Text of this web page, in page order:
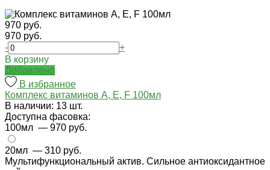
970 руб.
970 руб.
-
+
В корзину
Добавлено
В избранное
Комплекс витаминов А, Е, F 100мл
В наличии: 13 шт.
Доступна фасовка:
100мл — 970 руб.
20мл — 310 руб.
Мультифункциональный актив. Сильное антиоксидантное